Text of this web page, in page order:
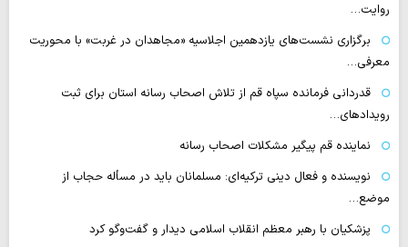
روایت…
برگزاری نشست‌های یازدهمین اجلاسیه «مجاهدان در غربت» با محوریت
معرفی…
قدردانی فرمانده سپاه قم از تلاش اصحاب رسانه استان برای ثبت
رویدادهای…
نماینده قم پیگیر مشکلات اصحاب رسانه
نویسنده و فعال دینی ترکیه‌ای: مسلمانان باید در مسأله حجاب از
موضع…
پزشکیان با رهبر معظم انقلاب اسلامی دیدار و گفت‌وگو کرد